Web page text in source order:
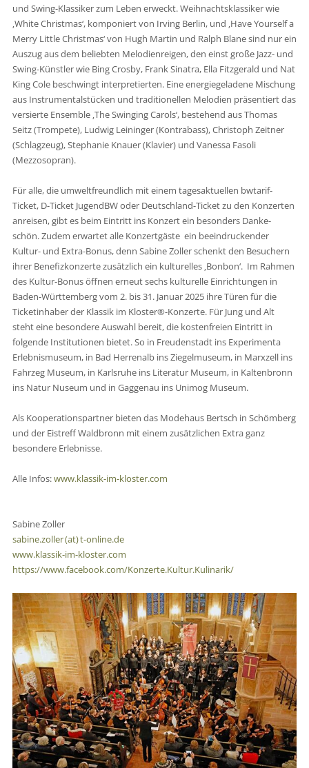
und Swing-Klassiker zum Leben erweckt. Weihnachtsklassiker wie
‚White Christmas‘, komponiert von Irving Berlin, und ‚Have Yourself a
Merry Little Christmas‘ von Hugh Martin und Ralph Blane sind nur ein
Auszug aus dem beliebten Melodienreigen, den einst große Jazz- und
Swing-Künstler wie Bing Crosby, Frank Sinatra, Ella Fitzgerald und Nat
King Cole beschwingt interpretierten. Eine energiegeladene Mischung
aus Instrumentalstücken und traditionellen Melodien präsentiert das
versierte Ensemble ‚The Swinging Carols‘, bestehend aus Thomas
Seitz (Trompete), Ludwig Leininger (Kontrabass), Christoph Zeitner
(Schlagzeug), Stephanie Knauer (Klavier) und Vanessa Fasoli
(Mezzosopran).
Für alle, die umweltfreundlich mit einem tagesaktuellen bwtarif-
Ticket, D-Ticket JugendBW oder Deutschland-Ticket zu den Konzerten
anreisen, gibt es beim Eintritt ins Konzert ein besonders Danke-
schön. Zudem erwartet alle Konzertgäste ein beeindruckender
Kultur- und Extra-Bonus, denn Sabine Zoller schenkt den Besuchern
ihrer Benefizkonzerte zusätzlich ein kulturelles ‚Bonbon‘. Im Rahmen
des Kultur-Bonus öffnen erneut sechs kulturelle Einrichtungen in
Baden-Württemberg vom 2. bis 31. Januar 2025 ihre Türen für die
Ticketinhaber der Klassik im Kloster®-Konzerte. Für Jung und Alt
steht eine besondere Auswahl bereit, die kostenfreien Eintritt in
folgende Institutionen bietet. So in Freudenstadt ins Experimenta
Erlebnismuseum, in Bad Herrenalb ins Ziegelmuseum, in Marxzell ins
Fahrzeg Museum, in Karlsruhe ins Literatur Museum, in Kaltenbronn
ins Natur Nuseum und in Gaggenau ins Unimog Museum.
Als Kooperationspartner bieten das Modehaus Bertsch in Schömberg
und der Eistreff Waldbronn mit einem zusätzlichen Extra ganz
besondere Erlebnisse.
Alle Infos:www.klassik-im-kloster.com
Sabine Zoller
sabine.zoller (at) t-online.de
www.klassik-im-kloster.com
https://www.facebook.com/Konzerte.Kultur.Kulinarik/